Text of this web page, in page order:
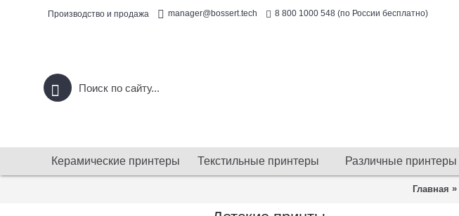
Производство и продажа manager@bossert.tech 8 800 1000 548 (по России бесплатно)
Керамические принтеры Текстильные принтеры Различные принтеры
Главная »